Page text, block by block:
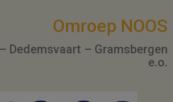
Omroep NOOS
Dedemsvaart – Gramsbergen
e.o.